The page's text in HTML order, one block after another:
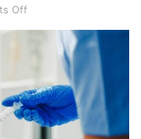
Off